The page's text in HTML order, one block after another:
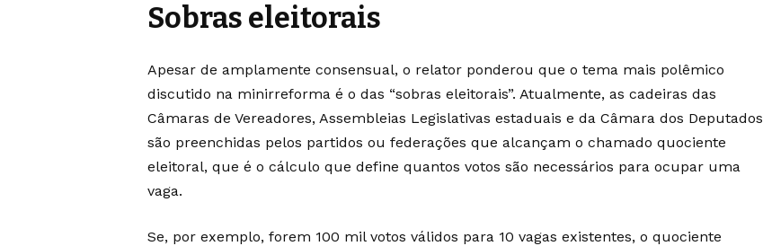
Sobras eleitorais
Apesar de amplamente consensual, o relator ponderou que o tema mais polêmico
discutido na minirreforma é o das “sobras eleitorais”. Atualmente, as cadeiras das
Câmaras de Vereadores, Assembleias Legislativas estaduais e da Câmara dos Deputados
são preenchidas pelos partidos ou federações que alcançam o chamado quociente
eleitoral, que é o cálculo que define quantos votos são necessários para ocupar uma
vaga.
Se, por exemplo, forem 100 mil votos válidos para 10 vagas existentes, o quociente